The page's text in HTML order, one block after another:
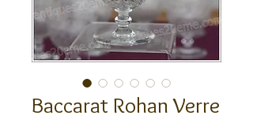
Baccarat Rohan Verre